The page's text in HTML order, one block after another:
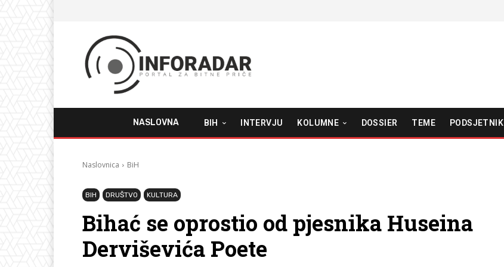
NASLOVNA BIH INTERVJU KOLUMNE DOSSIER TEME PODSJETNIK
Naslovnica BiH
BIH DRUŠTVO KULTURA
Bihać se oprostio od pjesnika Huseina
Derviševića Poete